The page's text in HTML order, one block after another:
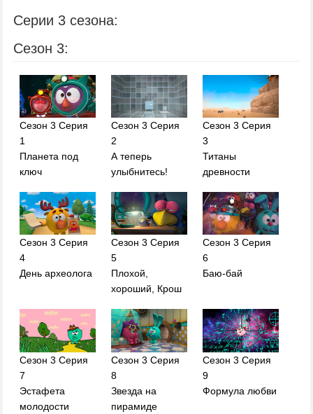
Серии 3 сезона:
Сезон 3:
Сезон 3 Серия
1
Планета под
ключ
Сезон 3 Серия
2
А теперь
улыбнитесь!
Сезон 3 Серия
3
Титаны
древности
Сезон 3 Серия
4
День археолога
Сезон 3 Серия
5
Плохой,
хороший, Крош
Сезон 3 Серия
6
Баю-бай
Сезон 3 Серия
7
Эстафета
молодости
Сезон 3 Серия
8
Звезда на
пирамиде
Сезон 3 Серия
9
Формула любви